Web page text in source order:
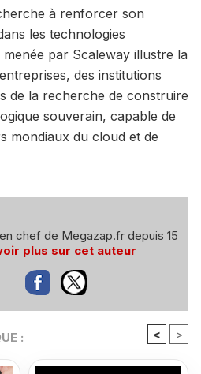
à renforcer son
les technologies
par Scaleway illustre la
des institutions
de la recherche de construire
souverain, capable de
mondiaux du cloud et de
chef de Megazap.fr depuis 15
plus sur cet auteur
: < >